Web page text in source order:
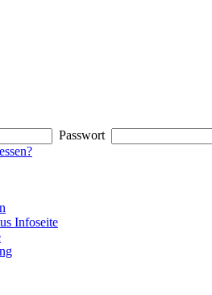
Passwort
Infoseite